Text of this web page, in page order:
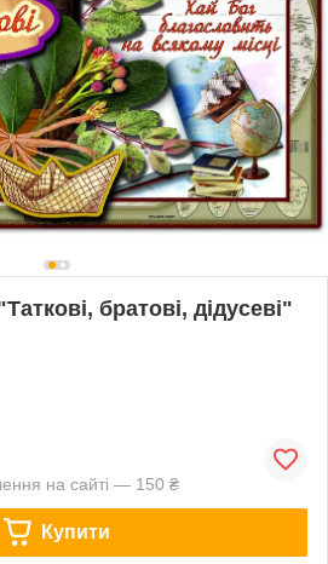
братові, дідусеві"
на сайті — 150 ₴
Купити